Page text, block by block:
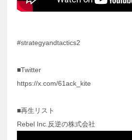
#strategyandtactics2
■Twitter
https://x.com/61ack_kite
■再生リスト
Rebel Inc.反逆の株式会社